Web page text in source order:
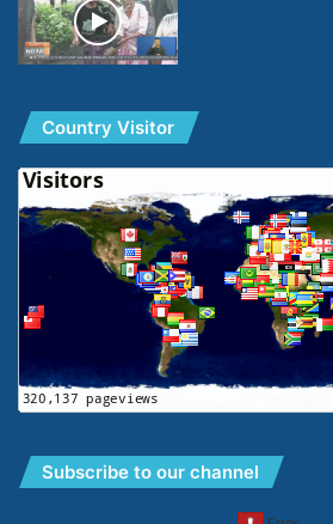
Country Visitor
Subscribe to our channel